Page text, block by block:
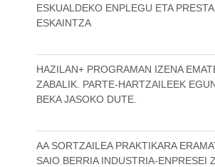
ESKUALDEKO ENPLEGU ETA
ESKAINTZA
HAZILAN+ PROGRAMAN IZENA
ZABALIK. PARTE-HARTZAILEEK
BEKA JASOKO DUTE.
AA SORTZAILEA PRAKTIKARA
SAIO BERRIA INDUSTRIA-ENPRESEI